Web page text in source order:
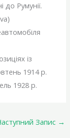
Румунії.
із
1914 р.
1928 р.
Запис →